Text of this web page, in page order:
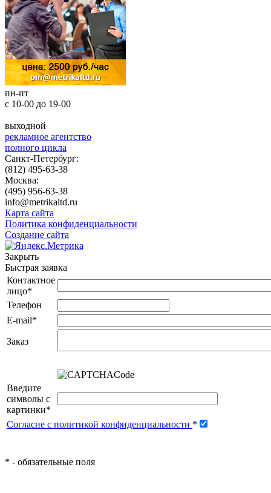
пн-пт
с 10-00 до 19-00
выходной
рекламное агентство
полного цикла
Санкт-Петербург:
(812) 495-63-38
Москва:
(495) 956-63-38
info@metrikaltd.ru
Карта сайта
Политика конфиденциальности
Создание сайта
Закрыть
Быстрая заявка
Контактное
лицо*
Телефон
E-mail*
Заказ
Введите
символы с
картинки*
Согласие с политикой конфиденциальности *
* - обязательные поля